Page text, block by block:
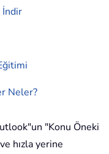
İndir
Neler?
"Konu Öneki
hızla yerine